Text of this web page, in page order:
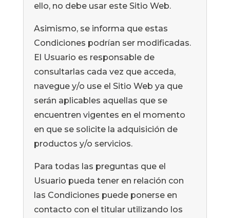
ello, no debe usar este Sitio Web.
Asimismo, se informa que estas
Condiciones podrían ser modificadas.
El Usuario es responsable de
consultarlas cada vez que acceda,
navegue y/o use el Sitio Web ya que
serán aplicables aquellas que se
encuentren vigentes en el momento
en que se solicite la adquisición de
productos y/o servicios.
Para todas las preguntas que el
Usuario pueda tener en relación con
las Condiciones puede ponerse en
contacto con el titular utilizando los